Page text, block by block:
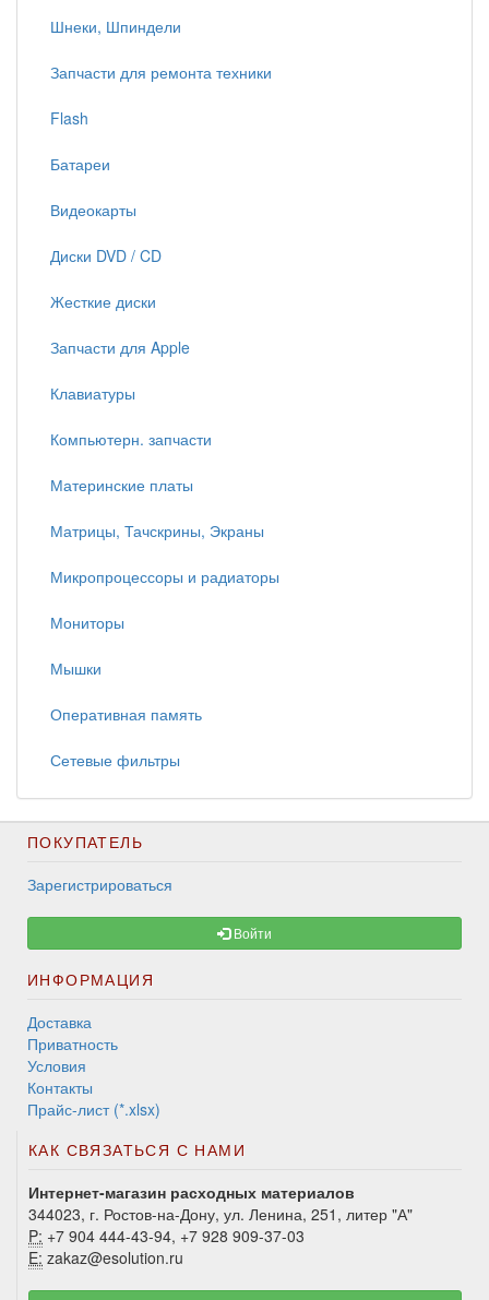
Шнеки, Шпиндели
Запчасти для ремонта техники
Flash
Батареи
Видеокарты
Диски DVD / CD
Жесткие диски
Запчасти для Apple
Клавиатуры
Компьютерн. запчасти
Материнские платы
Матрицы, Тачскрины, Экраны
Микропроцессоры и радиаторы
Мониторы
Мышки
Оперативная память
Сетевые фильтры
ПОКУПАТЕЛЬ
Зарегистрироваться
Войти
ИНФОРМАЦИЯ
Доставка
Приватность
Условия
Контакты
Прайс-лист (*.xlsx)
КАК СВЯЗАТЬСЯ С НАМИ
Интернет-магазин расходных материалов
344023, г. Ростов-на-Дону, ул. Ленина, 251, литер "А"
P: +7 904 444-43-94, +7 928 909-37-03
E: zakaz@esolution.ru